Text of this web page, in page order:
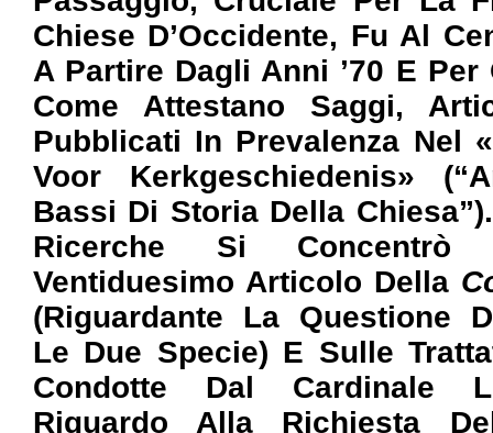
Chiese D’Occidente, Fu Al
A Partire Dagli Anni ’70 E
Come Attestano Saggi,
Pubblicati In Prevalenza Nel
Voor Kerkgeschiedenis»
Bassi Di Storia Della
Ricerche Si Concentrò
Ventiduesimo Articolo Della
(riguardante La Questione
Le Due Specie) E Sulle
Condotte Dal Cardinale
Riguardo Alla Richiesta